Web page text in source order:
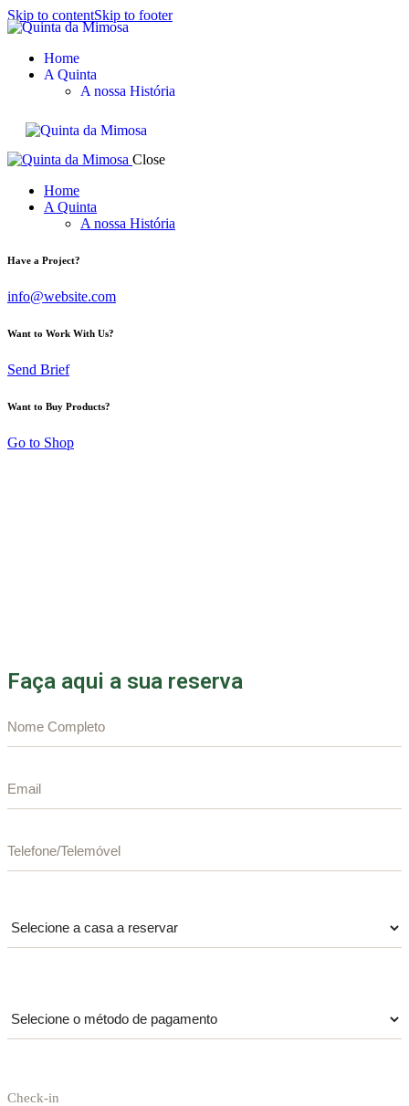
Skip to contentSkip to footer
Home
A Quinta
A nossa História
Close
Home
A Quinta
A nossa História
Have a Project?
info@website.com
Want to Work With Us?
Send Brief
Want to Buy Products?
Go to Shop
Faça aqui a sua reserva
Check-in